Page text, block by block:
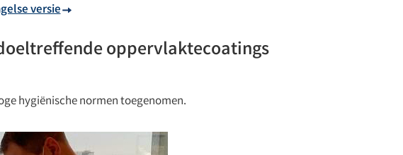
versie
oppervlaktecoatings
hygiënische normen toegenomen.